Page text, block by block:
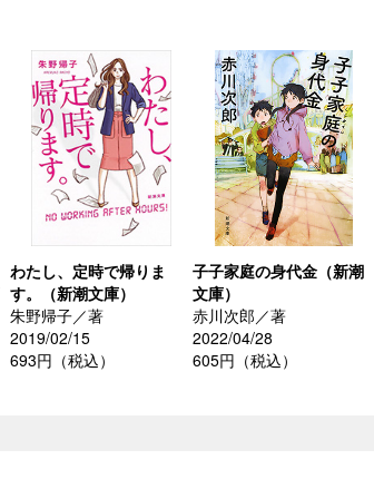
わたし、定時で帰りま
す。（新潮文庫）
朱野帰子／著
2019/02/15
693円（税込）
子子家庭の身代金（新潮
文庫）
赤川次郎／著
2022/04/28
605円（税込）